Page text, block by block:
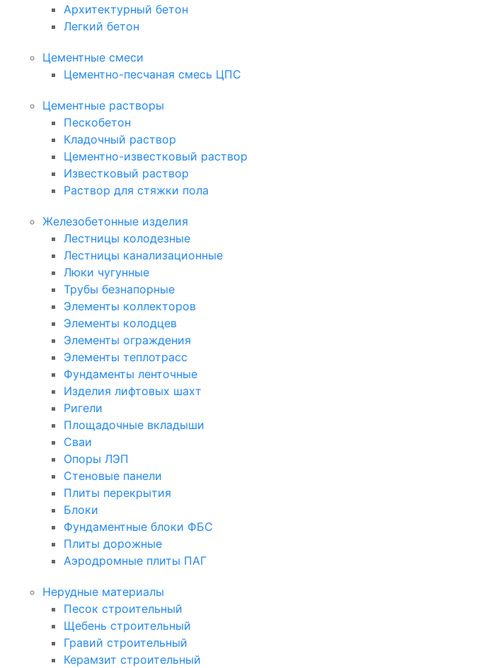
Архитектурный бетон
Легкий бетон
Цементные смеси
Цементно-песчаная смесь ЦПС
Цементные растворы
Пескобетон
Кладочный раствор
Цементно-известковый раствор
Известковый раствор
Раствор для стяжки пола
Железобетонные изделия
Лестницы колодезные
Лестницы канализационные
Люки чугунные
Трубы безнапорные
Элементы коллекторов
Элементы колодцев
Элементы ограждения
Элементы теплотрасс
Фундаменты ленточные
Изделия лифтовых шахт
Ригели
Площадочные вкладыши
Сваи
Опоры ЛЭП
Стеновые панели
Плиты перекрытия
Блоки
Фундаментные блоки ФБС
Плиты дорожные
Аэродромные плиты ПАГ
Нерудные материалы
Песок строительный
Щебень строительный
Гравий строительный
Керамзит строительный